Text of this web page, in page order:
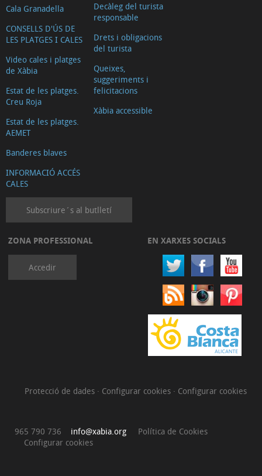
Cala Granadella
CONSELLS D'ÚS DE
LES PLATGES I CALES
Video cales i platges
de Xàbia
Estat de les platges.
Creu Roja
Estat de les platges.
AEMET
Banderes blaves
INFORMACIÓ ACCÉS
CALES
Decàleg del turista
responsable
Drets i obligacions
del turista
Queixes,
suggeriments i
felicitacions
Xàbia accessible
Subscriure´s al butlletí
ZONA PROFESSIONAL
Accedir
EN XARXES SOCIALS
Protecció de dades · Configurar cookies · Configurar cookies
965 790 736 info@xabia.org
Política de Cookies
Configurar cookies